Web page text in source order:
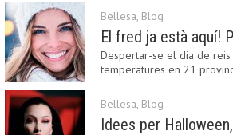
Bellesa, Blog
Despertar-se el dia de
temperatures en 21
Bellesa, Blog